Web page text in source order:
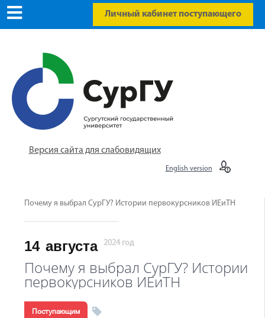
Личный кабинет поступающего
Версия сайта для слабовидящих
English version
Почему я выбрал СурГУ? Истории первокурсников ИЕиТН
14 августа 2024 год
Почему я выбрал СурГУ? Истории
первокурсников ИЕиТН
Поступающим